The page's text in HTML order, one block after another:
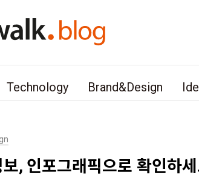
Technology Brand&Design
, 인포그래픽으로 확인하